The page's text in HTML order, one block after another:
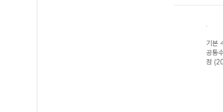
기본
공통
정